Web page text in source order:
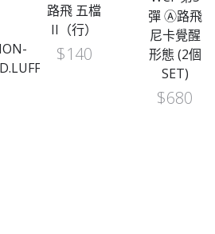
路飛 五檔
II（行）
$140
彈 Ⓐ路飛
尼卡覺醒
形態 (2個
SET)
$680